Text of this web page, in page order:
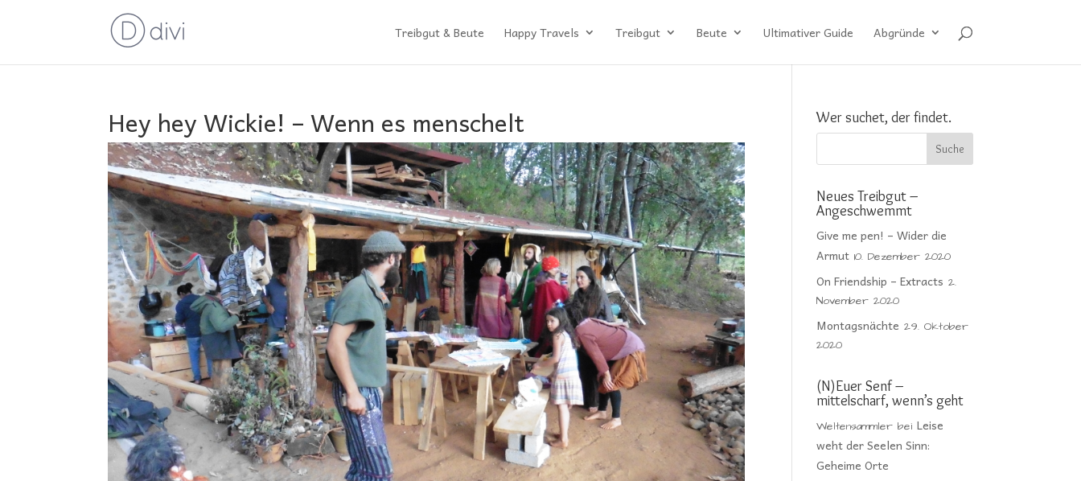
Treibgut & Beute Happy Travels Treibgut Beute Ultimativer Guide Abgründe
Hey hey Wickie! – Wenn es menschelt Wer suchet, der findet.
Neues Treibgut –
Angeschwemmt
Give me pen! – Wider die
Armut 10. Dezember 2020
On Friendship – Extracts 2.
November 2020
Montagsnächte 29. Oktober
2020
(N)Euer Senf –
mittelscharf, wenn’s geht
Weltensammler beiLeise
weht der Seelen Sinn:
Geheime Orte